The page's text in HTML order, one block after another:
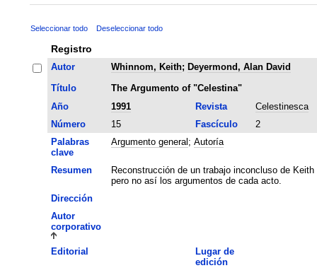
Seleccionar todo Deseleccionar todo
Registro
Autor Whinnom, Keith; Deyermond, Alan David
Título
The Argumento of "Celestina"
Año
1991 Revista
Celestinesca
Número
15 Fascículo
2
Palabras
clave
Argumento general ; Autoría
Resumen
Reconstrucción de un trabajo inconcluso de
pero no así los argumentos de cada acto.
Dirección
Autor
corporativo
Editorial
Lugar de
edición